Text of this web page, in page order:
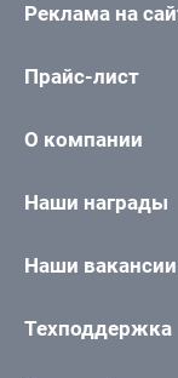
Реклама на
Прайс-лист
О компании
Наши награды
Наши вакансии
Техподдержка